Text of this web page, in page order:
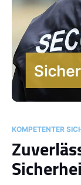
KOMPETENTER